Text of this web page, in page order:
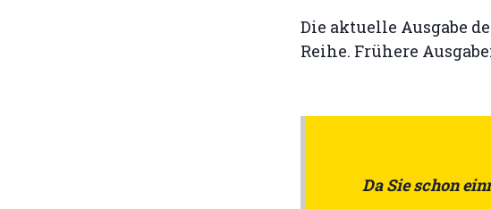
Die aktuelle Ausgabe
Reihe. Frühere
Da Sie schon